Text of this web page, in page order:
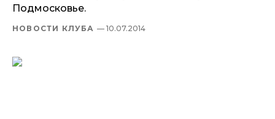
Подмосковье.
НОВОСТИ КЛУБА — 10.07.2014